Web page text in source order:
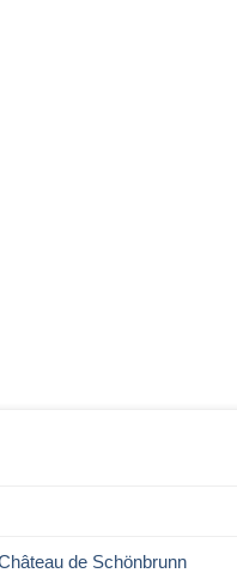
de Schönbrunn